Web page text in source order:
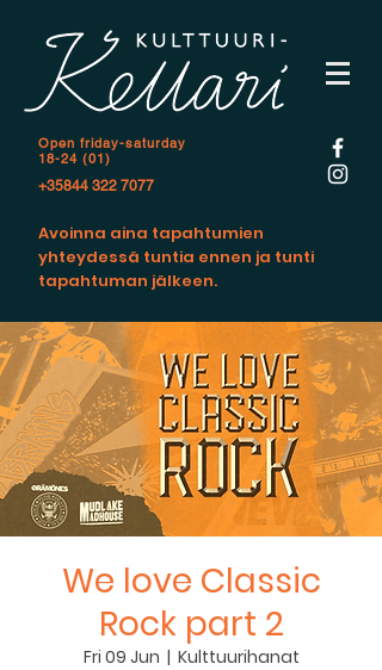
Open friday-saturday
18-24 (01)
+35844 322 7077
Avoinna aina tapahtumien
yhteydessä tuntia ennen ja tunti
tapahtuman jälkeen.
We love Classic
Rock part 2
Fri 09 Jun
  |
Kulttuurihanat